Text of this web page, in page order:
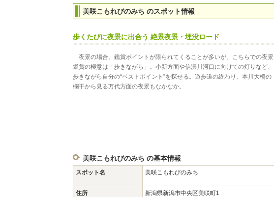
美咲こもれびのみち のスポット情報
歩くたびに夜景に出合う 絶景夜景・埋没ロード
夜景の場合、鑑賞ポイントが限られてくることが多いが、こちらでの夜景
鑑賞の極意は「歩きながら」。小新方面や信濃川河口に向けての灯りなど、
歩きながら自分の“ベストポイント”を探せる。遊歩道の終わり、本川大橋の
欄干から見る万代方面の夜景もなかなか。
美咲こもれびのみち の基本情報
スポット名 美咲こもれびのみち
住所 新潟県新潟市中央区美咲町1